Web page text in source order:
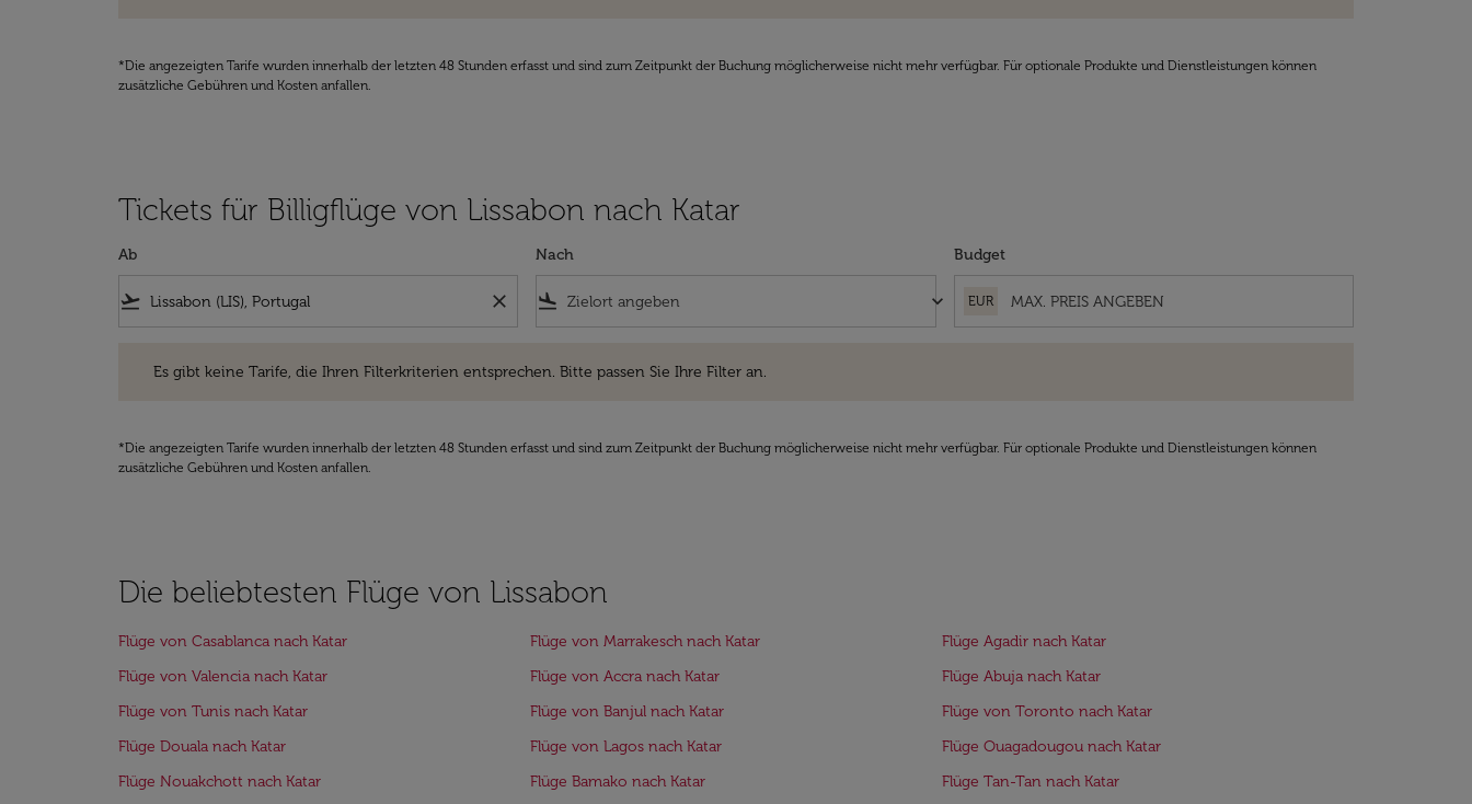
*Die angezeigten Tarife wurden innerhalb der letzten 48 Stunden erfasst und sind zum Zeitpunkt der Buchung möglicherweise nicht mehr verfügbar. Für optionale Produkte und Dienstleistungen können
zusätzliche Gebühren und Kosten anfallen.
Tickets für Billigflüge von Lissabon nach Katar
Ab
flight_takeoff close
Nach
flight_land keyboard_arrow_down
Budget
EUR
Es gibt keine Tarife, die Ihren Filterkriterien entsprechen. Bitte passen Sie Ihre Filter an.
*Die angezeigten Tarife wurden innerhalb der letzten 48 Stunden erfasst und sind zum Zeitpunkt der Buchung möglicherweise nicht mehr verfügbar. Für optionale Produkte und Dienstleistungen können
zusätzliche Gebühren und Kosten anfallen.
Die beliebtesten Flüge von Lissabon
Flüge von Casablanca nach Katar Flüge von Marrakesch nach Katar
Flüge Agadir nach Katar
Flüge von Valencia nach Katar
Flüge von Accra nach Katar
Flüge Abuja nach Katar
Flüge von Tunis nach Katar
Flüge von Banjul nach Katar
Flüge von Toronto nach Katar
Flüge Douala nach Katar
Flüge von Lagos nach Katar
Flüge Ouagadougou nach Katar
Flüge Nouakchott nach Katar
Flüge Bamako nach Katar Flüge Tan-Tan nach Katar